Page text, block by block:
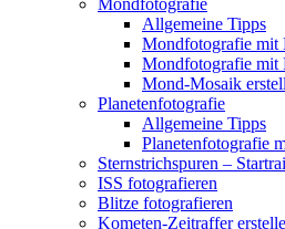
Allgemeine Tipps
Mondfotografie mit
Mondfotografie mit
Mond-Mosaik
Planetenfotografie
Allgemeine Tipps
Planetenfotografie
Sternstrichspuren –
ISS fotografieren
Blitze fotografieren
Kometen-Zeitraffer